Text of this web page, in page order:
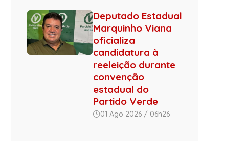
Deputado Estadual
Marquinho Viana
oficializa
candidatura à
reeleição durante
convenção
estadual do
Partido Verde
01 Ago 2026 / 06h26